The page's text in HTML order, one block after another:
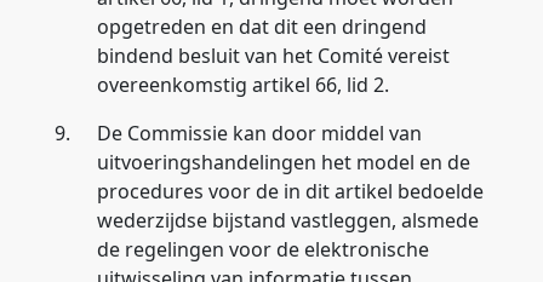
opgetreden en dat dit een dringend
bindend besluit van het Comité vereist
overeenkomstig artikel 66, lid 2.
9.
De Commissie kan door middel van
uitvoeringshandelingen het model en de
procedures voor de in dit artikel bedoelde
wederzijdse bijstand vastleggen, alsmede
de regelingen voor de elektronische